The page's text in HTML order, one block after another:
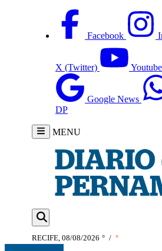
Facebook
X (Twitter) Youtube
Google News
DP
MENU
RECIFE, 08/08/2026 ° / °